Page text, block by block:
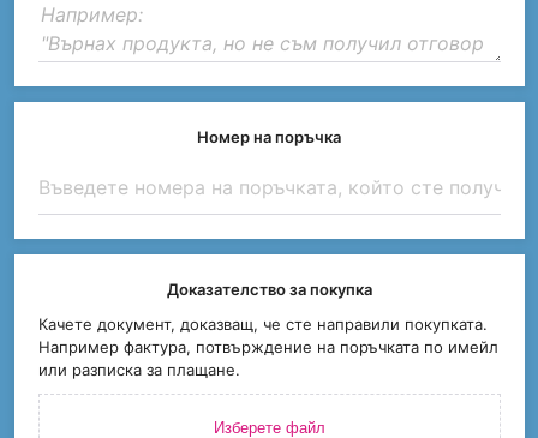
Номер на поръчка
Доказателство за покупка
Качете документ, доказващ, че сте направили покупката.
Например фактура, потвърждение на поръчката по имейл
или разписка за плащане.
Изберете файл